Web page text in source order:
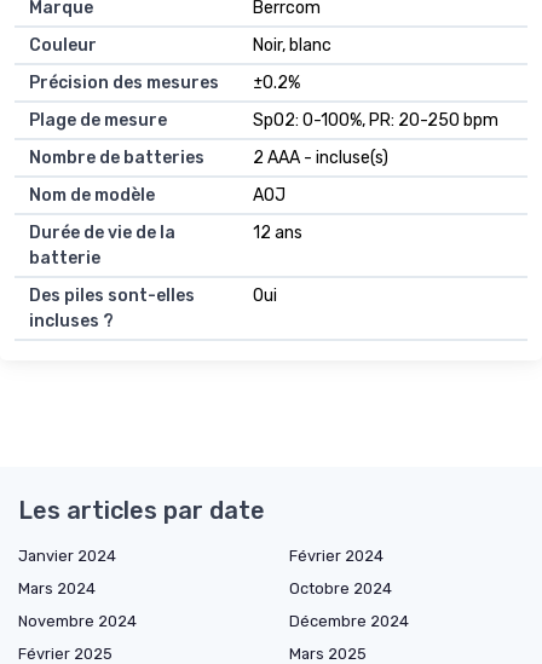
Marque
Berrcom
Couleur
Noir, blanc
Précision des mesures
±0.2%
Plage de mesure
SpO2: 0-100%, PR: 20-250 bpm
Nombre de batteries
2 AAA - incluse(s)
Nom de modèle
AOJ
Durée de vie de la
batterie
12 ans
Des piles sont-elles
incluses ?
Oui
Les articles par date
Janvier 2024
Février 2024
Mars 2024
Octobre 2024
Novembre 2024
Décembre 2024
Février 2025
Mars 2025